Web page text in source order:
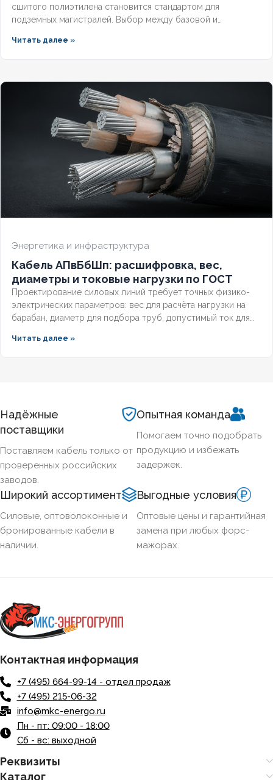
сшитого полиэтилена становится стандартом для
подземных магистралей. Выбор между базовой и
вод и требований к надёжности. Разберём конструктивные
Читать далее »
Энергетика и инфраструктура
Кабель АПвБбШп: расшифровка, вес,
диаметры и токовые нагрузки по ГОСТ
Проектирование силовых линий требует точных физико-
электрических параметров: вес для расчёта нагрузки на
барабан, диаметр для подбора труб, допустимый ток для
алюминиевых бронированных кабелей с изоляцией из
Читать далее »
Надёжные
поставщики
Поставляем кабель только от
проверенных российских
заводов.
Опытная команда
Помогаем точно подобрать
продукцию и избежать
задержек.
Широкий ассортимент
Силовые, оптоволоконные и
бронированные кабели в
наличии.
Выгодные условия
Оптовые цены и гарантийная
замена при любых форс-
мажорах.
Контактная информация
+7 (495) 664-99-14 - отдел продаж
+7 (495) 215-06-32
info@mkc-energo.ru
Пн - пт: 09:00 - 18:00
Сб - вс: выходной
Реквизиты
Каталог